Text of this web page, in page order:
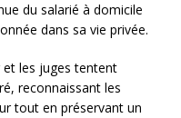
du salarié à domicile
dans sa vie privée.
et les juges tentent
reconnaissant les
tout en préservant un